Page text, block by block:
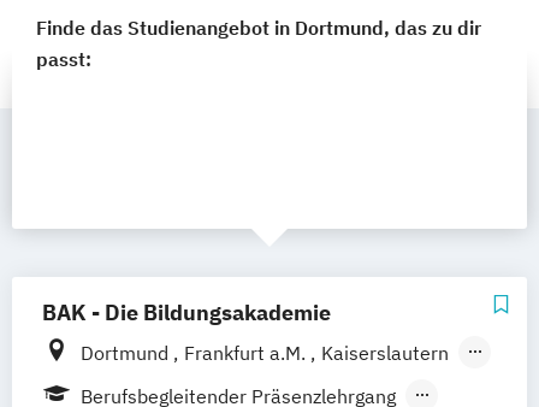
Finde das Studienangebot in Dortmund, das zu dir
passt:
BAK - Die Bildungsakademie
Dortmund Frankfurt a.M.
Kaiserslautern
Karlsruhe
Kassel Koblenz Köln
Berufsbegleitender Präsenzlehrgang